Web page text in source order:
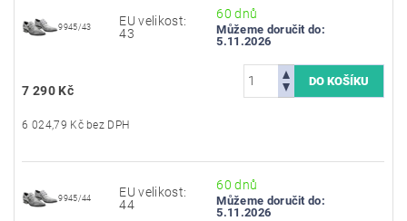
9945/43
EU velikost:
43
60 dnů
Můžeme doručit do:
5.11.2026
7 290 Kč
6 024,79 Kč bez DPH
9945/44
EU velikost:
44
60 dnů
Můžeme doručit do:
5.11.2026